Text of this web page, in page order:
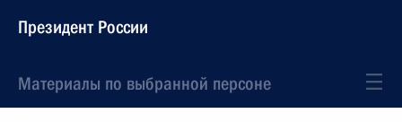
Президент России
Материалы по выбранной персоне